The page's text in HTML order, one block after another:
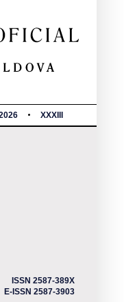
XXXIII
ISSN 2587-389X
E-ISSN 2587-3903